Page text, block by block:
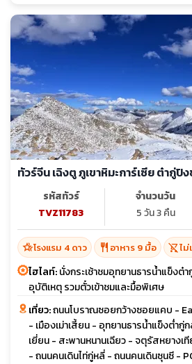
ทัวร์จีน เฉิงตู ภูเขาหิมะการ์เซีย ต๋ากู่ปิ
รหัสทัวร์
TVZ11783
จำนวนวัน
5 วัน 3 คืน
hotel_classโรงแรม 4 ดาว restaurant อาหาร 9 มื้อ shopping_cart_offไม่
ไฮไลท์:นั่งกระเช้าชมอุทยานธารน้ำแข็งต๋
อุบัติเหตุ รวมตั๋วเข้าชมและมื้อพิเศษ
เที่ยว:ถนนโบราณซอยกว้างซอยแคบ -
- เมืองเม่าเสี้ยน - อุทยานธารน้ำแข็งต่ำกู่
เยี่ยน - สะพานหนานเฉียว - จตุรัสหยางเ
- ถนนคนเดินไท่กู่หลี่ - ถนนคนเดินซุนซี -